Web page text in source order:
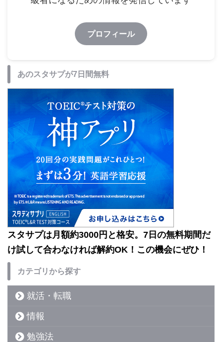
プロフィール
あのスタサプが7日間無料
スタサプは月額約3000円と格安。7日の無料期間だ
け試して合わなければ解約OK！この機会にぜひ！
カテゴリから探す
就活・転職
情報
勉強法